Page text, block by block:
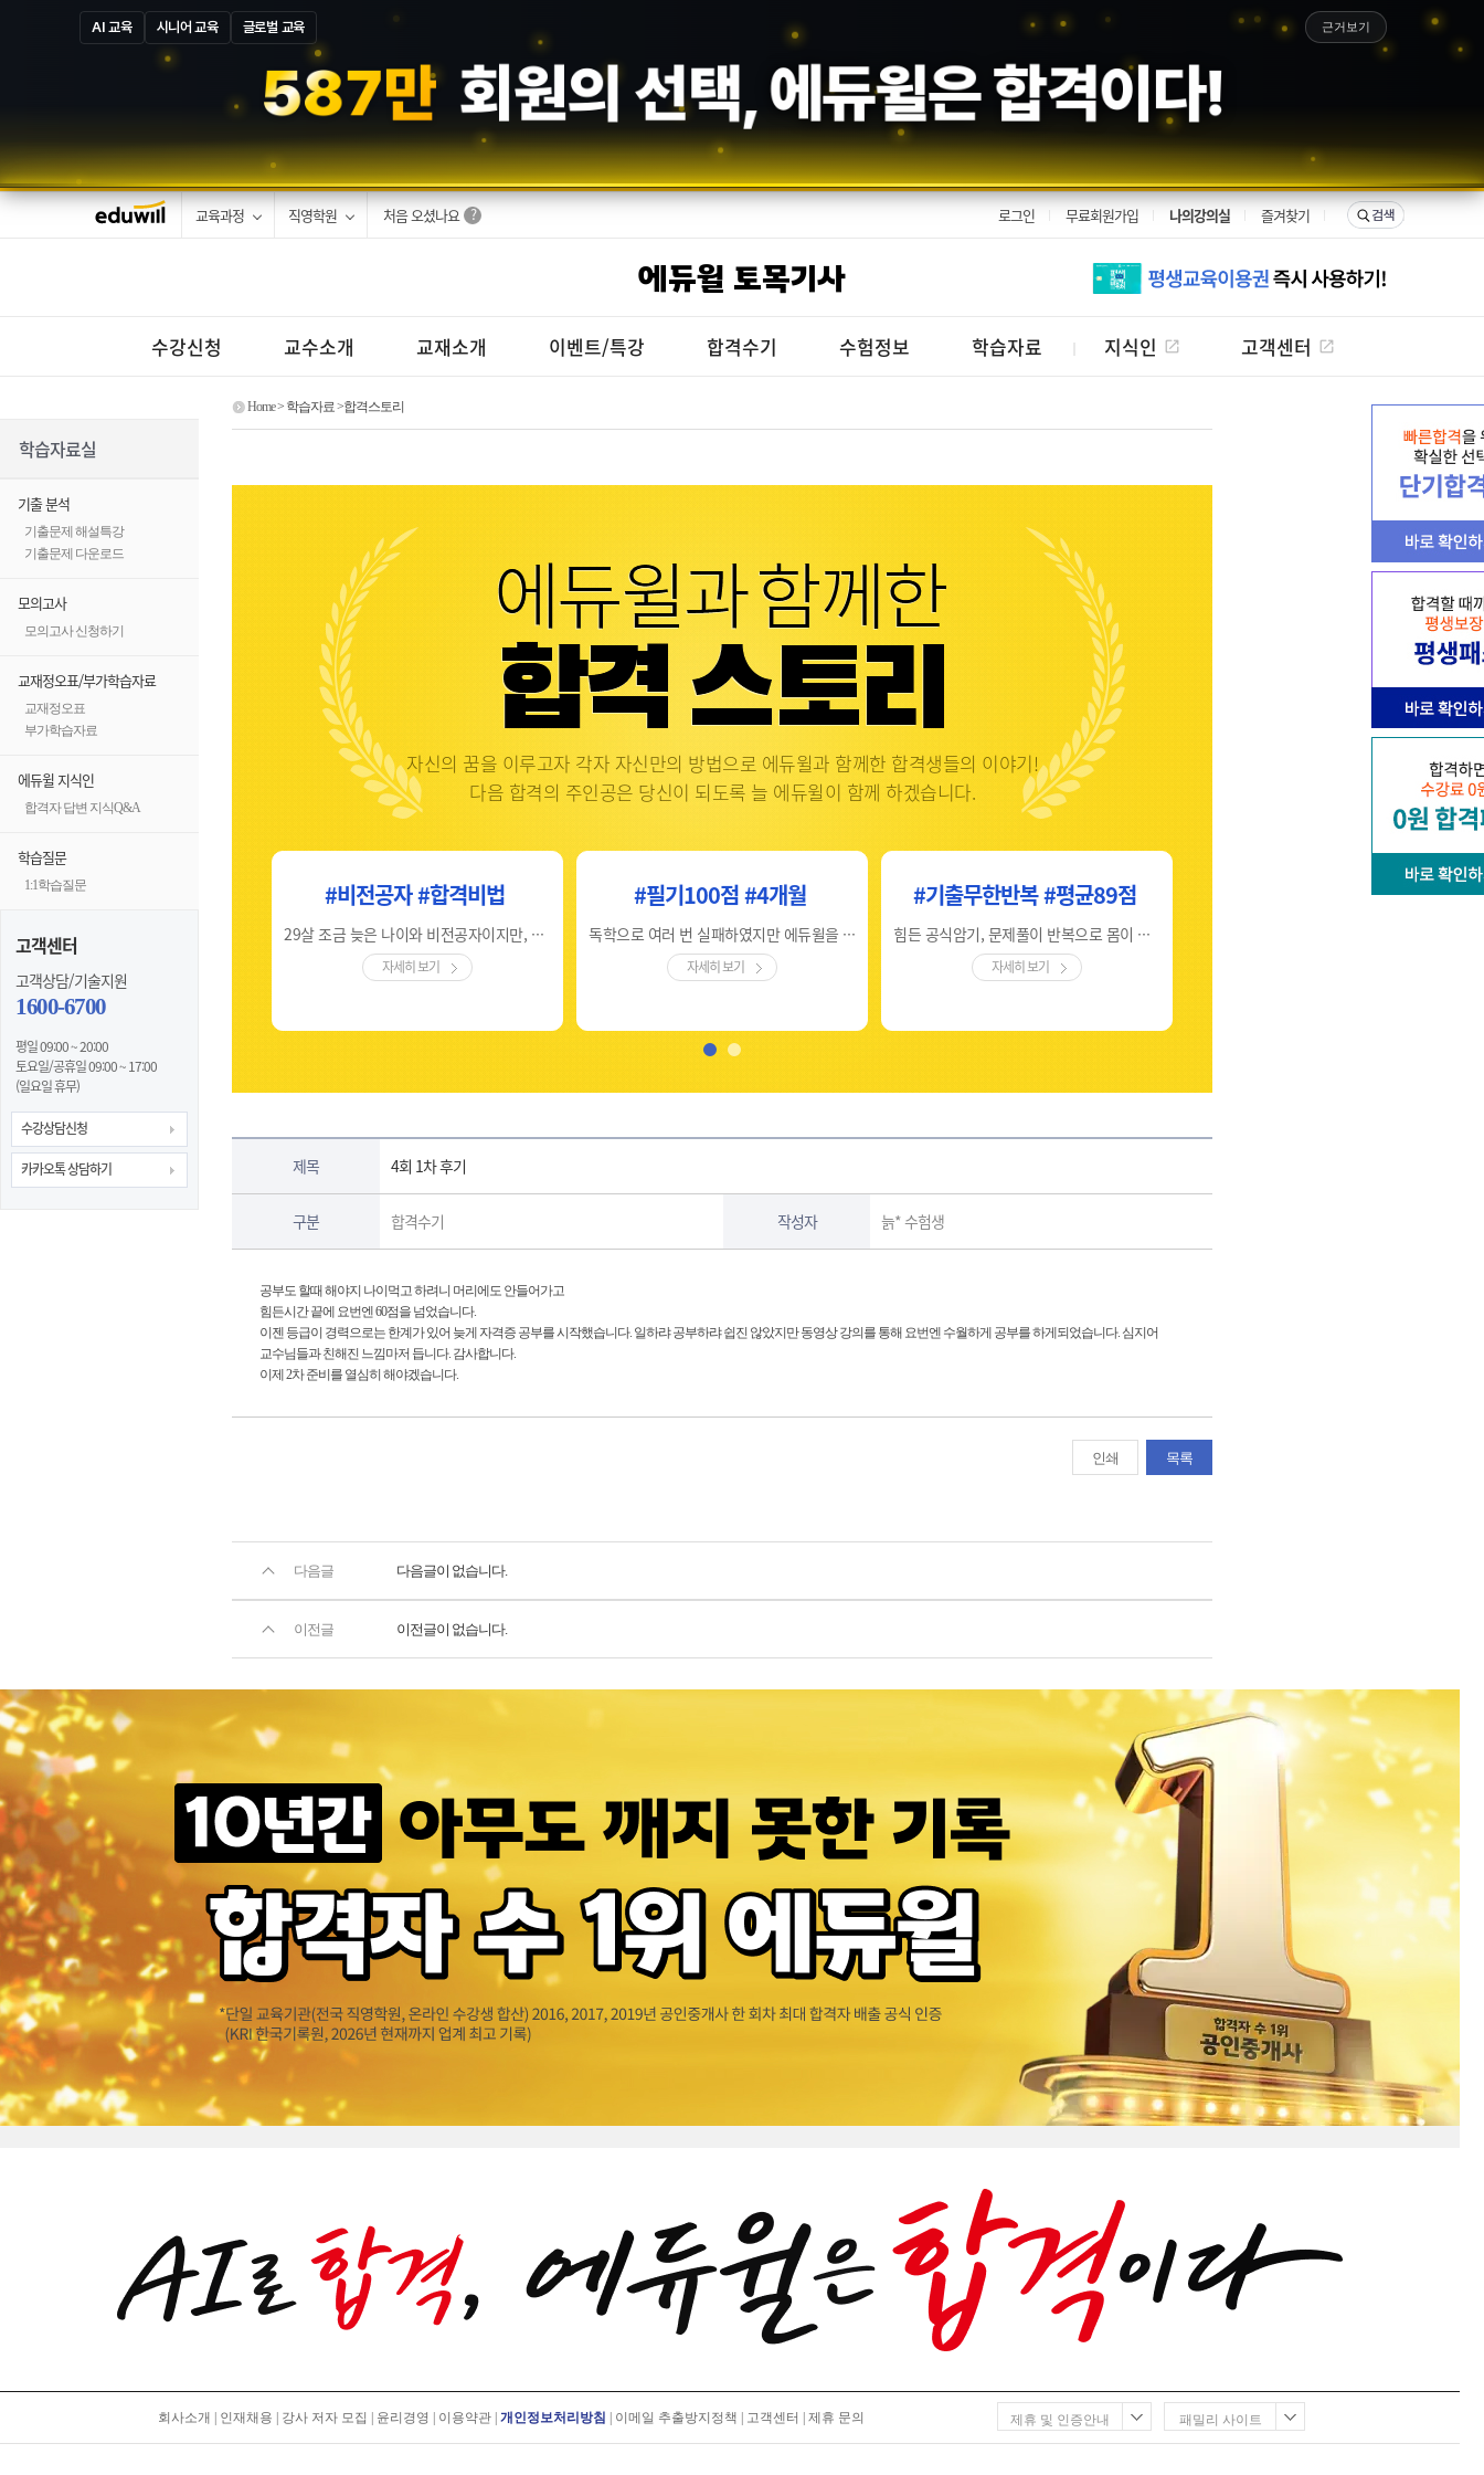
AI 교육 시니어 교육 글로벌 교육
587만 회원의 선택,에듀윌은 합격이다!
근거보기
교육과정 직영학원 처음 오셨나요 로그인 무료회원가입 나의강의실 즐겨찾기
에듀윌 토목기사
수강신청 교수소개 교재소개 이벤트/특강 합격수기 수험정보 학습자료 지식인 고객센터
학습자료실
기출 분석
기출문제 해설특강
기출문제 다운로드
모의고사
모의고사 신청하기
교재정오표/부가학습자료
교재정오표
부가학습자료
에듀윌 지식인
합격자 답변 지식Q&A
학습질문
1:1학습질문
고객센터
고객상담/기술지원
1600-6700
평일 09:00 ~ 20:00
토요일/공휴일 09:00 ~ 17:00
(일요일 휴무)
수강상담신청
카카오톡 상담하기
Home> 학습자료 >합격스토리
자신의 꿈을 이루고자 각자 자신만의 방법으로 에듀윌과 함께한 합격생들의 이야기!
다음 합격의 주인공은 당신이 되도록 늘 에듀윌이 함께 하겠습니다.
#비전공자 #합격의키 #비전공자 #합격비법
29살 조금 늦은 나이와 비전공자이지만, 1회만에 합격했습니다
자세히 보기
#필기100점 #4개월
독학으로 여러 번 실패하였지만 에듀윌을 통해 좋은 성적을 받았습니다.
자세히 보기
#기출무한반복 #평균89점
힘든 공식암기, 문제풀이 반복으로 몸이 자연스럽게 암기했습니다.
자세히 보기
#직장인합격 #점심시간공부
제목 4회 1차 후기
구분 합격수기 작성자 늙* 수험생
공부도 할때 해야지 나이먹고 하려니 머리에도 안들어가고
힘든시간 끝에 요번엔 60점을 넘었습니다.
이젠 등급이 경력으로는 한계가 있어 늦게 자격증 공부를 시작했습니다. 일하랴 공부하랴 쉽진 않았지만 동영상 강의를 통해 요번엔 수월하게 공부를 하게되었습니다. 심지어
교수님들과 친해진 느낌마저 듭니다. 감사합니다.
이제 2차 준비를 열심히 해야겠습니다.
인쇄 목록
다음글 다음글이 없습니다.
이전글 이전글이 없습니다.
회사소개 인재채용 강사 저자 모집 윤리경영 이용약관 개인정보처리방침 이메일 추출방지정책 고객센터 제휴 문의 패밀리 사이트
제휴 및 인증안내